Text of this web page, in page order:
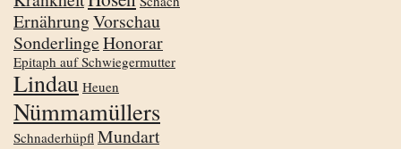
ErnährungVorschau
SonderlingeHonorar
Epitaph auf Schwiegermutter
Lindau Heuen
Nümmamüllers
Schnaderhüpfl Mundart